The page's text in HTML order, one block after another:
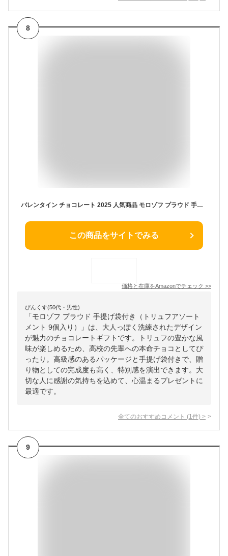
8
バレンタイン チョコレート 2025 人気商品 モロゾフ プラウド 手提げ袋付き(トリュフアソートメント 9個入り)MO-1718
この商品をサイトでみる
価格と在庫をAmazonでチェック >>
ぴんくす(50代・男性)
「モロゾフ プラウド 手提げ袋付き（トリュフアソート
メント 9個入り）」は、大人っぽく洗練されたデザイン
が魅力のチョコレートギフトです。トリュフの豊かな風
味が楽しめるため、高校の先輩への本命チョコとしてぴ
ったり。高級感のあるパッケージと手提げ袋付きで、贈
り物としての完成度も高く、特別感を演出できます。大
切な人に感謝の気持ちを込めて、心温まるプレゼントに
最適です。
全てのおすすめコメント (1 件) >
9